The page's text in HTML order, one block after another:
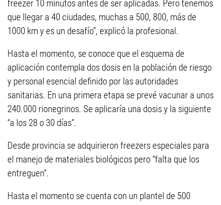
freezer 10 minutos antes de ser aplicadas. Pero tenemos
que llegar a 40 ciudades, muchas a 500, 800, más de
1000 km y es un desafío”, explicó la profesional.
Hasta el momento, se conoce que el esquema de
aplicación contempla dos dosis en la población de riesgo
y personal esencial definido por las autoridades
sanitarias. En una primera etapa se prevé vacunar a unos
240.000 rionegrinos. Se aplicaría una dosis y la siguiente
“a los 28 o 30 días”.
Desde provincia se adquirieron freezers especiales para
el manejo de materiales biológicos pero “falta que los
entreguen”.
Hasta el momento se cuenta con un plantel de 500